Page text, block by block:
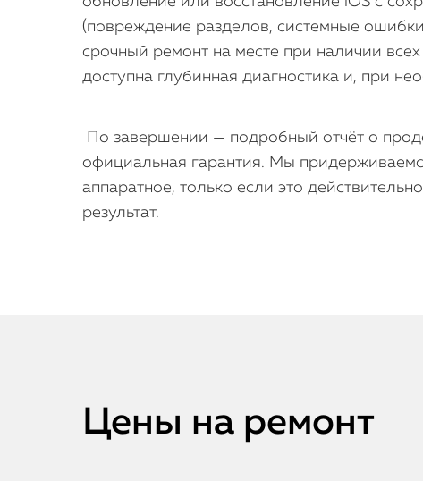
(повреждение разделов, системные
срочный ремонт на месте при наличии
доступна глубинная диагностика и, при
По завершении — подробный отчёт о
официальная гарантия. Мы
аппаратное, только если это
результат.
Цены на ремонт